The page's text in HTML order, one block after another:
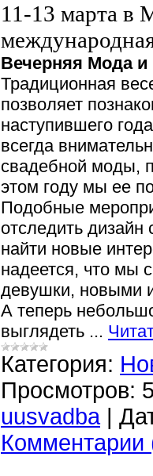
11-13 марта в
Вечерняя Мода и
Традиционная
позволяет
наступившего
всегда
свадебной моды,
этом году мы ее
Подобные
отследить
найти новые
надеется, что мы
девушки, новыми
А теперь
выглядеть ...
Категория:
Просмотров:
uusvadba |
Комментарии